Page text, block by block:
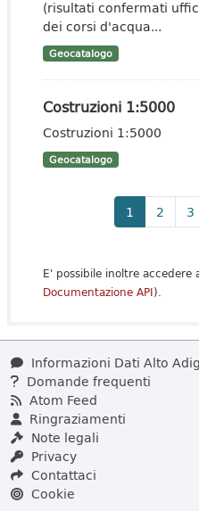
(risultati confermati
dei corsi d'acqua...
Geocatalogo
Costruzioni 1:5000
Costruzioni 1:5000
Geocatalogo
1 2 3
E' possibile inoltre accedere
Documentazione API).
Informazioni Dati Alto
Domande frequenti
Atom Feed
Ringraziamenti
Note legali
Privacy
Contattaci
Cookie